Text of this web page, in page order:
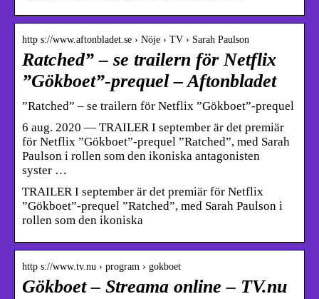
http s://www.aftonbladet.se › Nöje › TV › Sarah Paulson
Ratched” – se trailern för Netflix
”Gökboet”-prequel – Aftonbladet
”Ratched” – se trailern för Netflix ”Gökboet”-prequel
6 aug. 2020 — TRAILER I september är det premiär
för Netflix ”Gökboet”-prequel ”Ratched”, med Sarah
Paulson i rollen som den ikoniska antagonisten
syster …
TRAILER I september är det premiär för Netflix
”Gökboet”-prequel ”Ratched”, med Sarah Paulson i
rollen som den ikoniska
http s://www.tv.nu › program › gokboet
Gökboet – Streama online – TV.nu